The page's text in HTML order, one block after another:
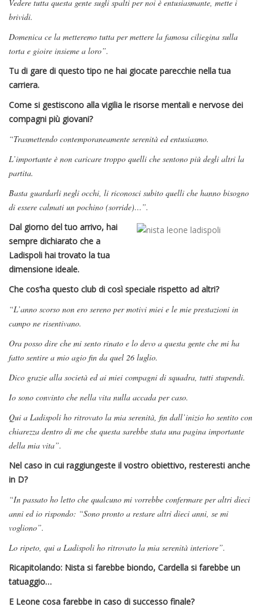
Vedere tutta questa gente sugli spalti per noi è entusiasmante, mette i
brividi.
Domenica ce la metteremo tutta per mettere la famosa ciliegina sulla
torta e gioire insieme a loro”.
Tu di gare di questo tipo ne hai giocate parecchie nella tua
carriera.
Come si gestiscono alla vigilia le risorse mentali e nervose dei
compagni più giovani?
“Trasmettendo contemporaneamente serenità ed entusiasmo.
L’importante è non caricare troppo quelli che sentono più degli altri la
partita.
Basta guardarli negli occhi, li riconosci subito quelli che hanno bisogno
di essere calmati un pochino (sorride)…”.
Dal giorno del tuo arrivo, hai
sempre dichiarato che a
Ladispoli hai trovato la tua
dimensione ideale.
Che cos’ha questo club di così speciale rispetto ad altri?
“L’anno scorso non ero sereno per motivi miei e le mie prestazioni in
campo ne risentivano.
Ora posso dire che mi sento rinato e lo devo a questa gente che mi ha
fatto sentire a mio agio fin da quel 26 luglio.
Dico grazie alla società ed ai miei compagni di squadra, tutti stupendi.
Io sono convinto che nella vita nulla accada per caso.
Qui a Ladispoli ho ritrovato la mia serenità, fin dall’inizio ho sentito con
chiarezza dentro di me che questa sarebbe stata una pagina importante
della mia vita”.
Nel caso in cui raggiungeste il vostro obiettivo, resteresti anche
in D?
“In passato ho letto che qualcuno mi vorrebbe confermare per altri dieci
anni ed io rispondo: “Sono pronto a restare altri dieci anni, se mi
vogliono”.
Lo ripeto, qui a Ladispoli ho ritrovato la mia serenità interiore”.
Ricapitolando: Nista si farebbe biondo, Cardella si farebbe un
tatuaggio…
E Leone cosa farebbe in caso di successo finale?